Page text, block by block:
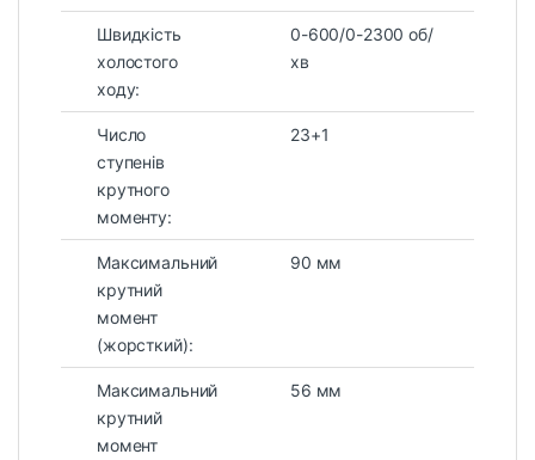
Швидкість
холостого
ходу:
0-600/0-2300 об/
хв
Число
ступенів
крутного
моменту:
23+1
Максимальний
крутний
момент
(жорсткий):
90 мм
Максимальний
крутний
момент
56 мм